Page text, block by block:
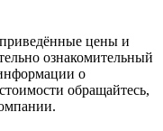
цены и
ознакомительный
о
обращайтесь,